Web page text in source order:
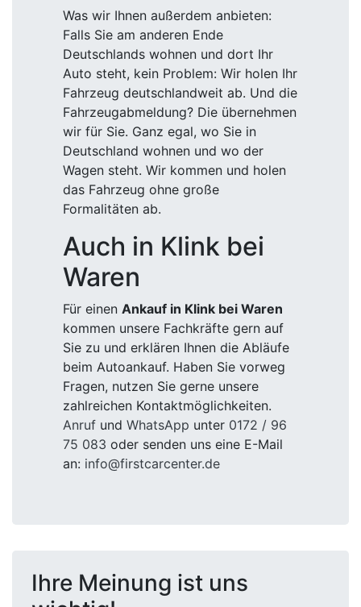
Was wir Ihnen außerdem anbieten:
Falls Sie am anderen Ende
Deutschlands wohnen und dort Ihr
Auto steht, kein Problem: Wir holen Ihr
Fahrzeug deutschlandweit ab. Und die
Fahrzeugabmeldung? Die übernehmen
wir für Sie. Ganz egal, wo Sie in
Deutschland wohnen und wo der
Wagen steht. Wir kommen und holen
das Fahrzeug ohne große
Formalitäten ab.
Auch in Klink bei
Waren
Für einen Ankauf in Klink bei Waren
kommen unsere Fachkräfte gern auf
Sie zu und erklären Ihnen die Abläufe
beim Autoankauf. Haben Sie vorweg
Fragen, nutzen Sie gerne unsere
zahlreichen Kontaktmöglichkeiten.
Anruf und WhatsApp unter 0172 / 96
75 083 oder senden uns eine E-Mail
an: info@firstcarcenter.de
Ihre Meinung ist uns